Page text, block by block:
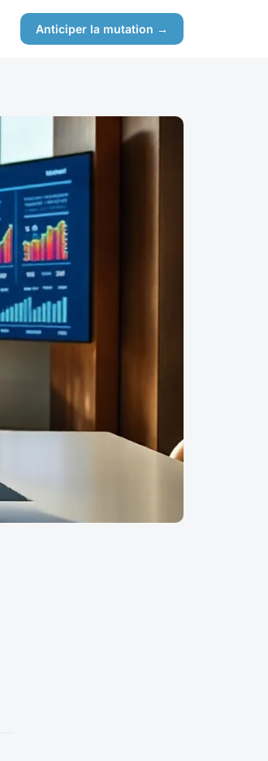
Anticiper la mutation →